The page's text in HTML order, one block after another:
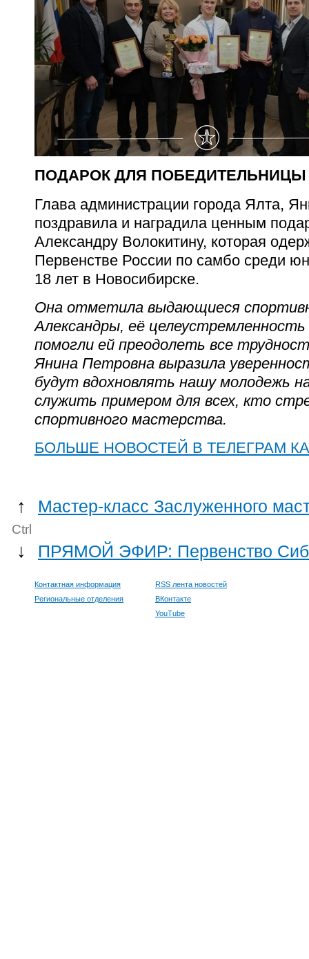
ПОДАРОК ДЛЯ ПОБЕДИТЕЛЬНИЦЫ
Глава администрации города Ялта,
поздравила и наградила ценным
Александру Волокитину, которая
Первенстве России по самбо среди
18 лет в Новосибирске.
Она отметила выдающиеся
Александры, её
помогли ей преодолеть все
Янина Петровна выразила
будут вдохновлять нашу молодежь
служить примером для всех, кто
спортивного мастерства.
БОЛЬШЕ НОВОСТЕЙ В ТЕЛЕГРАМ
↑ Мастер-класс Заслуженного
Ctrl
↓ ПРЯМОЙ ЭФИР: Первенство
Контактная информация
Региональные отделения
RSS лента новостей
ВКонтакте
YouTube